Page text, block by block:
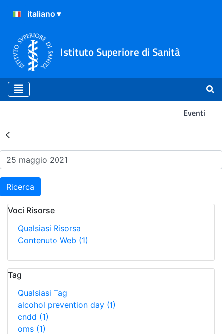
Istituto Superiore di Sanità
Eventi
Risultati della Ricerca -
Ricerca
Voci Risorse
Qualsiasi Risorsa
Contenuto Web (1)
Tag
Qualsiasi Tag
alcohol prevention day (1)
cndd (1)
oms (1)